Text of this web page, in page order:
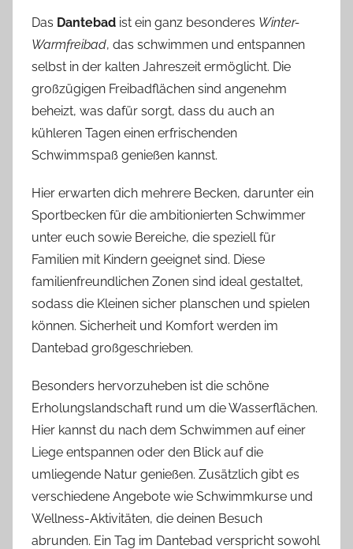
Das Dantebad ist ein ganz besonderes Winter-
Warmfreibad, das schwimmen und entspannen
selbst in der kalten Jahreszeit ermöglicht. Die
großzügigen Freibadflächen sind angenehm
beheizt, was dafür sorgt, dass du auch an
kühleren Tagen einen erfrischenden
Schwimmspaß genießen kannst.
Hier erwarten dich mehrere Becken, darunter ein
Sportbecken für die ambitionierten Schwimmer
unter euch sowie Bereiche, die speziell für
Familien mit Kindern geeignet sind. Diese
familienfreundlichen Zonen sind ideal gestaltet,
sodass die Kleinen sicher planschen und spielen
können. Sicherheit und Komfort werden im
Dantebad großgeschrieben.
Besonders hervorzuheben ist die schöne
Erholungslandschaft rund um die Wasserflächen.
Hier kannst du nach dem Schwimmen auf einer
Liege entspannen oder den Blick auf die
umliegende Natur genießen. Zusätzlich gibt es
verschiedene Angebote wie Schwimmkurse und
Wellness-Aktivitäten, die deinen Besuch
abrunden. Ein Tag im Dantebad verspricht sowohl